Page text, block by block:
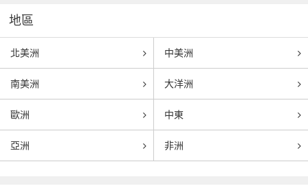
地區
北美洲 中美洲
南美洲 大洋洲
歐洲 中東
亞洲 非洲